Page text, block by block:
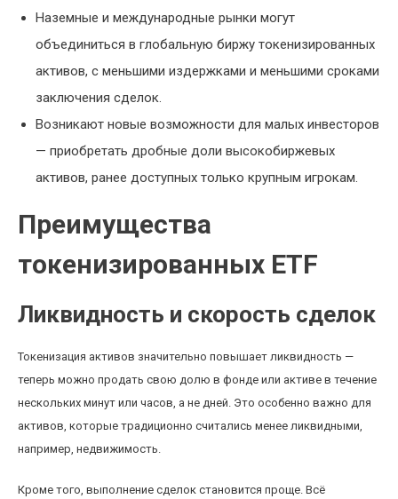
Наземные и международные рынки могут
объединиться в глобальную биржу токенизированных
активов, с меньшими издержками и меньшими сроками
заключения сделок.
Возникают новые возможности для малых инвесторов
— приобретать дробные доли высокобиржевых
активов, ранее доступных только крупным игрокам.
Преимущества
токенизированных ETF
Ликвидность и скорость сделок
Токенизация активов значительно повышает ликвидность —
теперь можно продать свою долю в фонде или активе в течение
нескольких минут или часов, а не дней. Это особенно важно для
активов, которые традиционно считались менее ликвидными,
например, недвижимость.
Кроме того, выполнение сделок становится проще. Всё